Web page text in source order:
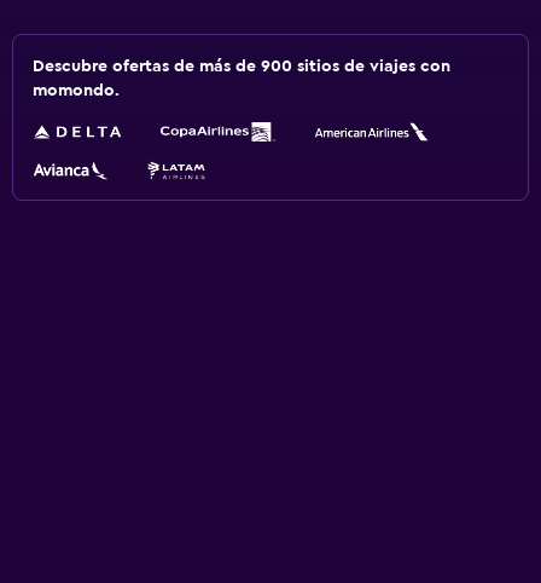
Descubre ofertas de más de 900 sitios de viajes con
momondo.